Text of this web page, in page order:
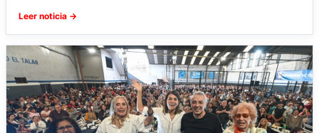
Leer noticia →